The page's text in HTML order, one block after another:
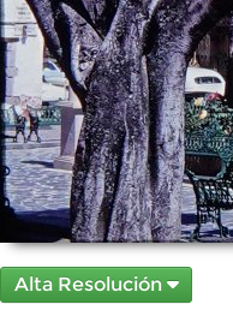
Alta Resolución